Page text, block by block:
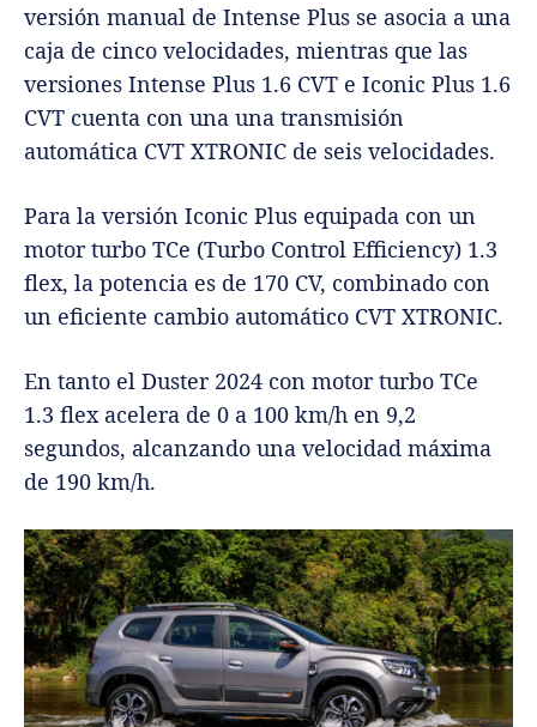
versión manual de Intense Plus se asocia a una
caja de cinco velocidades, mientras que las
versiones Intense Plus 1.6 CVT e Iconic Plus 1.6
CVT cuenta con una una transmisión
automática CVT XTRONIC de seis velocidades.
Para la versión Iconic Plus equipada con un
motor turbo TCe (Turbo Control Efficiency) 1.3
flex, la potencia es de 170 CV, combinado con
un eficiente cambio automático CVT XTRONIC.
En tanto el Duster 2024 con motor turbo TCe
1.3 flex acelera de 0 a 100 km/h en 9,2
segundos, alcanzando una velocidad máxima
de 190 km/h.